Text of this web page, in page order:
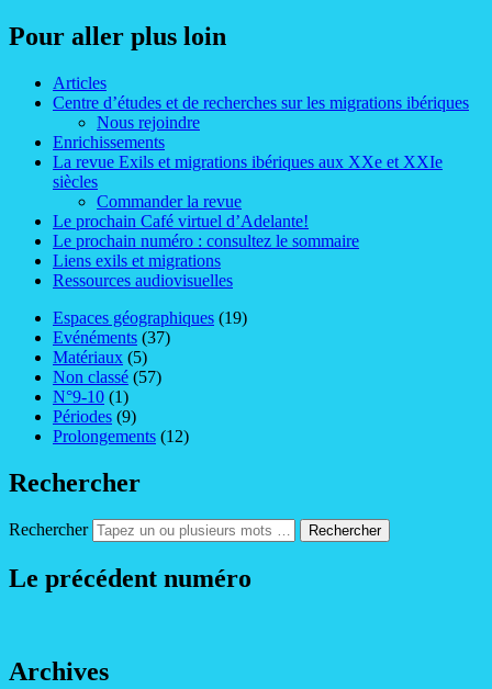
Pour aller plus loin
Articles
Centre d’études et de recherches sur les migrations ibériques
Nous rejoindre
Enrichissements
La revue Exils et migrations ibériques aux XXe et XXIe
siècles
Commander la revue
Le prochain Café virtuel d’Adelante!
Le prochain numéro : consultez le sommaire
Liens exils et migrations
Ressources audiovisuelles
Espaces géographiques (19)
Evénéments (37)
Matériaux (5)
Non classé (57)
N°9-10 (1)
Périodes (9)
Prolongements (12)
Rechercher
Rechercher
Le précédent numéro
Archives